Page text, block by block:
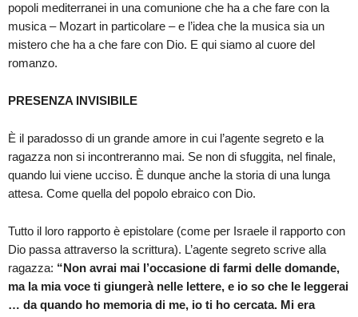
popoli mediterranei in una comunione che ha a che fare con la
musica – Mozart in particolare – e l’idea che la musica sia un
mistero che ha a che fare con Dio. E qui siamo al cuore del
romanzo.
PRESENZA INVISIBILE
È il paradosso di un grande amore in cui l’agente segreto e la
ragazza non si incontreranno mai. Se non di sfuggita, nel finale,
quando lui viene ucciso. È dunque anche la storia di una lunga
attesa. Come quella del popolo ebraico con Dio.
Tutto il loro rapporto è epistolare (come per Israele il rapporto con
Dio passa attraverso la scrittura). L’agente segreto scrive alla
ragazza: “Non avrai mai l’occasione di farmi delle domande,
ma la mia voce ti giungerà nelle lettere, e io so che le leggerai
… da quando ho memoria di me, io ti ho cercata. Mi era